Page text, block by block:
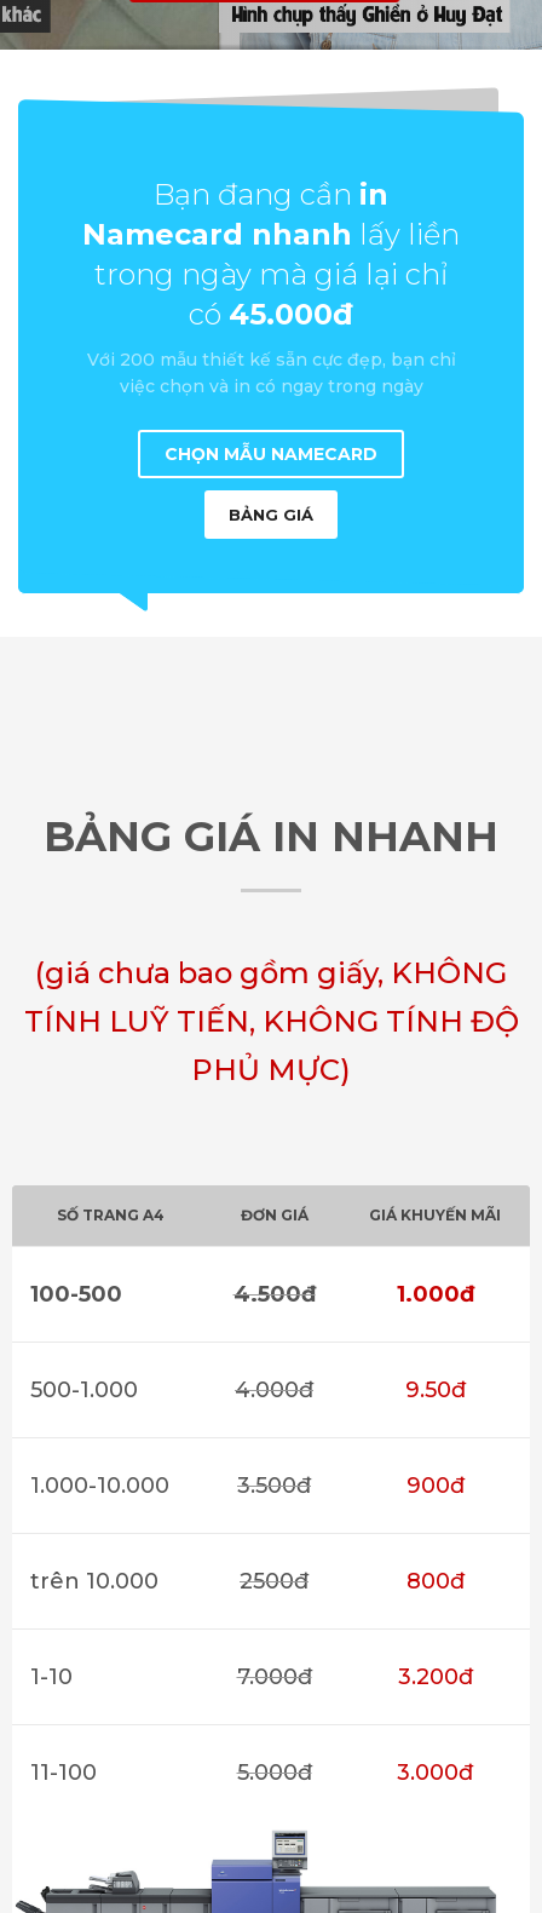
Bạn đang cần in
Namecard nhanh lấy liền
trong ngày mà giá lại chỉ
có 45.000đ
Với 200 mẫu thiết kế sẵn cực đẹp, bạn chỉ
việc chọn và in có ngay trong ngày
CHỌN MẪU NAMECARD
BẢNG GIÁ
BẢNG GIÁ IN NHANH
(giá chưa bao gồm giấy, KHÔNG
TÍNH LUỸ TIẾN, KHÔNG TÍNH ĐỘ
PHỦ MỰC)
SỐ TRANG A4 ĐƠN GIÁ GIÁ KHUYẾN MÃI
100-500 4.500đ 1.000đ
500-1.000 4.000đ 9.50đ
1.000-10.000 3.500đ 900đ
trên 10.000 2500đ 800đ
1-10 7.000đ 3.200đ
11-100 5.000đ 3.000đ